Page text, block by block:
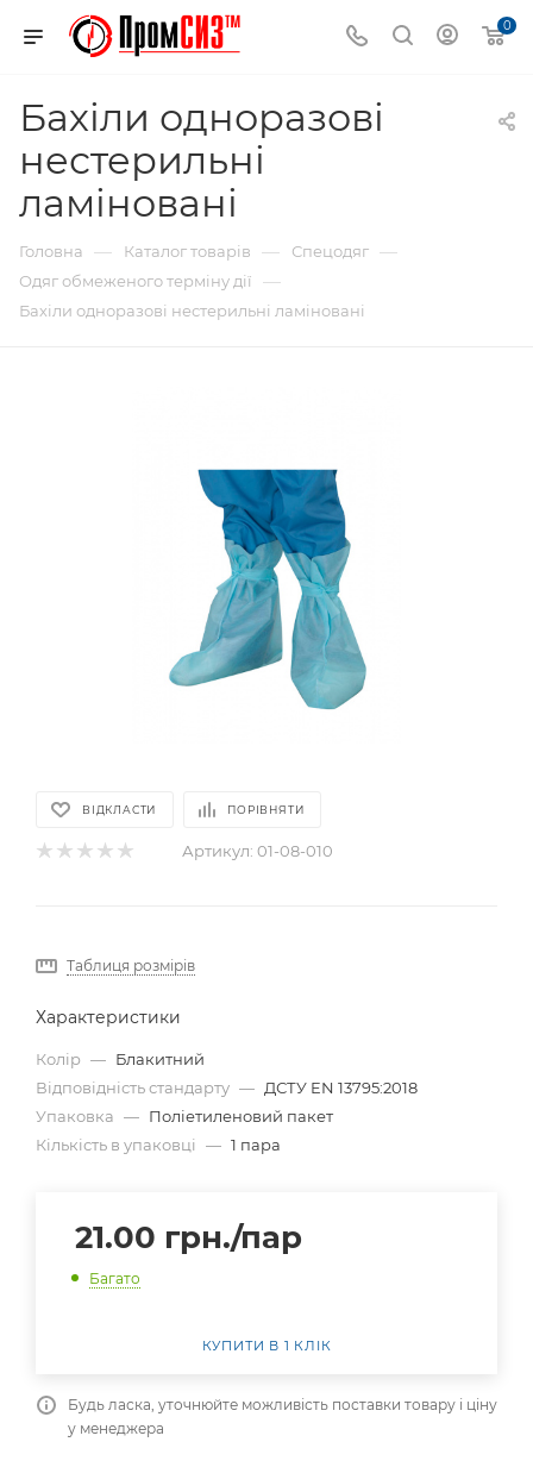
0
Бахіли одноразові
нестерильні
ламіновані
Головна — Каталог товарів — Спецодяг —
Одяг обмеженого терміну дії —
Бахіли одноразові нестерильні ламіновані
ВІДКЛАСТИ ПОРІВНЯТИ
Артикул: 01-08-010
Таблиця розмірів
Характеристики
Колір — Блакитний
Відповідність стандарту — ДСТУ EN 13795:2018
Упаковка — Поліетиленовий пакет
Кількість в упаковці — 1 пара
21.00 грн./пар
Багато
КУПИТИ В 1 КЛІК
Будь ласка, уточнюйте можливість поставки товару і ціну
у менеджера